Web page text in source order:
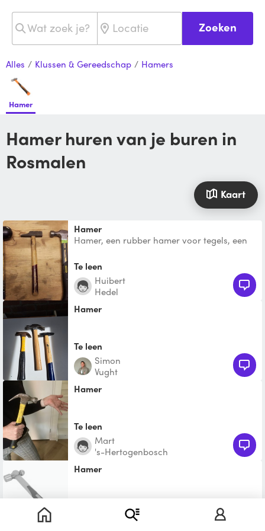
Zoeken
Alles / Klussen & Gereedschap / Hamers
Hamer
Hamer huren van je buren in
Rosmalen
Kaart
Hamer
Hamer, een rubber hamer voor tegels, een
Te leen
Huibert
Hedel
Hamer
Te leen
Simon
Vught
Hamer
Te leen
Mart
's-Hertogenbosch
Hamer